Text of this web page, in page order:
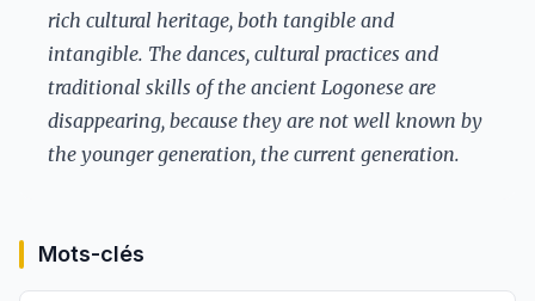
rich cultural heritage, both tangible and
intangible. The dances, cultural practices and
traditional skills of the ancient Logonese are
disappearing, because they are not well known by
the younger generation, the current generation.
Mots-clés